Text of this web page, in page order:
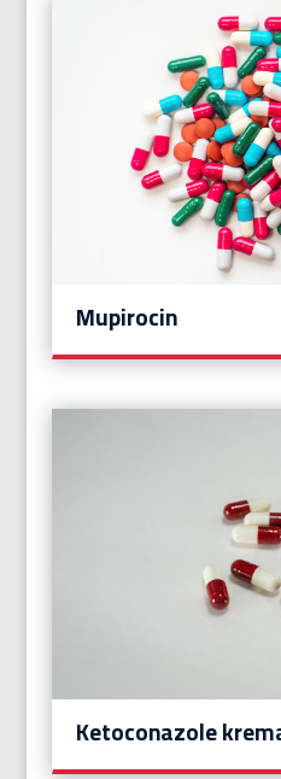
Mupirocin
Ketoconazole